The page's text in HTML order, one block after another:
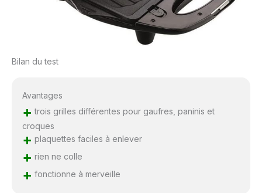
Bilan du test
Avantages
+ trois grilles différentes pour gaufres, paninis et
croques
+ plaquettes faciles à enlever
+ rien ne colle
+ fonctionne à merveille